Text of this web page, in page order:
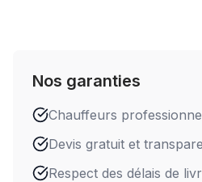
Nos garanties
Chauffeurs
Devis gratuit et
Respect des délais de